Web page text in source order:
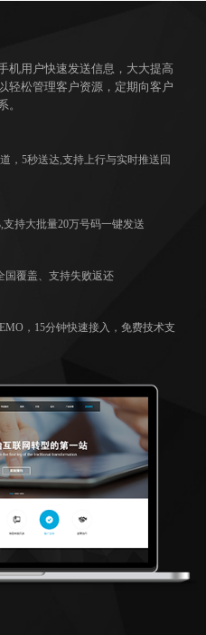
机用户快速发送信息，大大提高
轻松管理客户资源，定期向客户
。
，5秒送达,支持上行与实时推送回
持大批量20万号码一键发送
国覆盖、支持失败返还
，15分钟快速接入，免费技术支